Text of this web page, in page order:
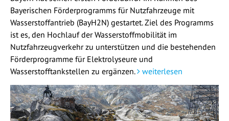
Bayerischen Förderprogramms für Nutzfahrzeuge mit
Wasserstoffantrieb (BayH2N) gestartet. Ziel des Programms
ist es, den Hochlauf der Wasserstoffmobilität im
Nutzfahrzeugverkehr zu unterstützen und die bestehenden
Förderprogramme für Elektrolyseure und
Wasserstofftankstellen zu ergänzen.
weiterlesen